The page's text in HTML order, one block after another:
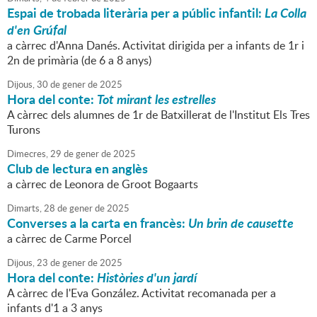
Espai de trobada literària per a públic infantil:La Colla
d'en Grúfal
a càrrec d'Anna Danés. Activitat dirigida per a infants de 1r i
2n de primària (de 6 a 8 anys)
Dijous,30 degenerde2025
Hora del conte: Tot mirant les estrelles
A càrrec dels alumnes de 1r de Batxillerat de l'Institut Els Tres
Turons
Dimecres,29 degenerde2025
Club de lectura en anglès
a càrrec de Leonora de Groot Bogaarts
Dimarts,28 degenerde2025
Converses a la carta en francès: Un brin de causette
a càrrec de Carme Porcel
Dijous,23 degenerde2025
Hora del conte:Històries d'un jardí
A càrrec de l'Eva González. Activitat recomanada per a
infants d'1 a 3 anys